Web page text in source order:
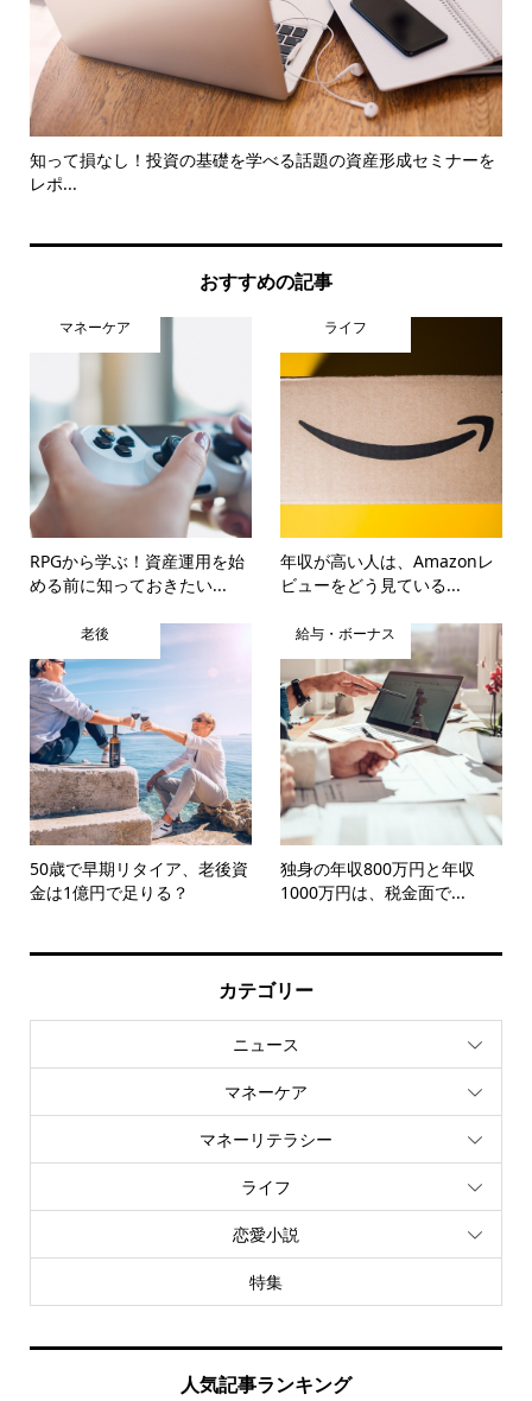
知って損なし！投資の基礎を学べる話題の資産形成セミナーを
レポ...
おすすめの記事
マネーケア
RPGから学ぶ！資産運用を始
める前に知っておきたい...
ライフ
年収が高い人は、Amazonレ
ビューをどう見ている...
老後
50歳で早期リタイア、老後資
金は1億円で足りる？
給与・ボーナス
独身の年収800万円と年収
1000万円は、税金面で...
カテゴリー
ニュース
マネーケア
マネーリテラシー
ライフ
恋愛小説
特集
人気記事ランキング